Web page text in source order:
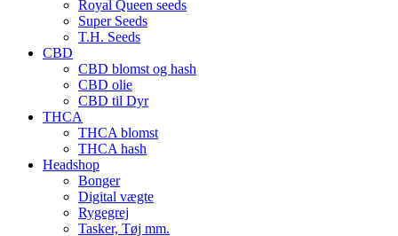
Royal Queen seeds
Super Seeds
T.H. Seeds
CBD
CBD blomst og hash
CBD olie
CBD til Dyr
THCA
THCA blomst
THCA hash
Headshop
Bonger
Digital vægte
Rygegrej
Tasker, Tøj mm.